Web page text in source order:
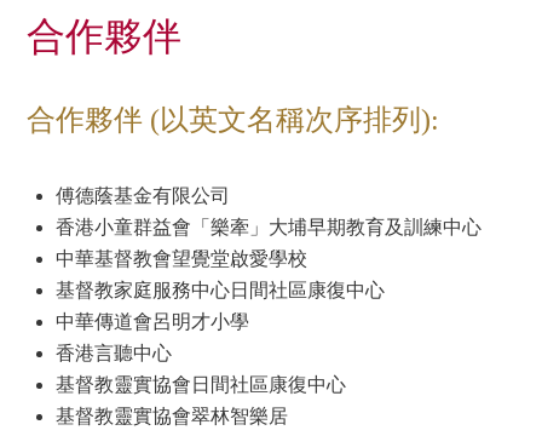
合作夥伴
合作夥伴 (以英文名稱次序排列):
傅德蔭基金有限公司
香港小童群益會「樂牽」大埔早期教育及訓練中心
中華基督教會望覺堂啟愛學校
基督教家庭服務中心日間社區康復中心
中華傳道會呂明才小學
香港言聽中心
基督教靈實協會日間社區康復中心
基督教靈實協會翠林智樂居